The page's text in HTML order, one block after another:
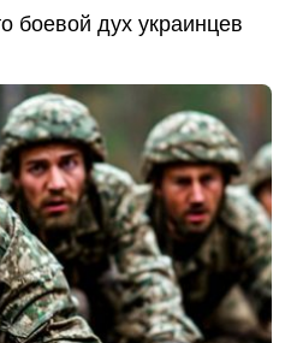
боевой дух украинцев